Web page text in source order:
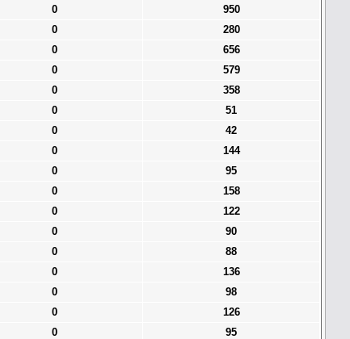
0
950
0
280
0
656
0
579
0
358
0
51
0
42
0
144
0
95
0
158
0
122
0
90
0
88
0
136
0
98
0
126
0
95